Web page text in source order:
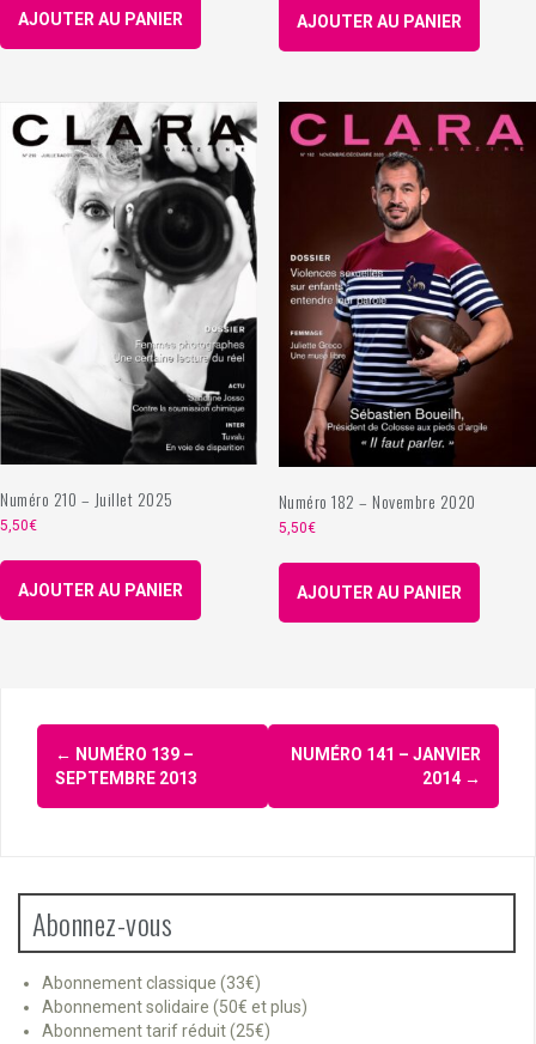
AJOUTER AU PANIER AJOUTER AU PANIER
Numéro 210 – Juillet 2025
5,50€
AJOUTER AU PANIER
Numéro 182 – Novembre 2020
5,50€
AJOUTER AU PANIER
Navigation
d'article
← NUMÉRO 139 –
SEPTEMBRE 2013
NUMÉRO 141 – JANVIER
2014 →
Abonnez-vous
Abonnement classique (33€)
Abonnement solidaire (50€ et plus)
Abonnement tarif réduit (25€)